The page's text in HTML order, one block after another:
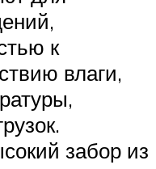
к
влаги,
забор из